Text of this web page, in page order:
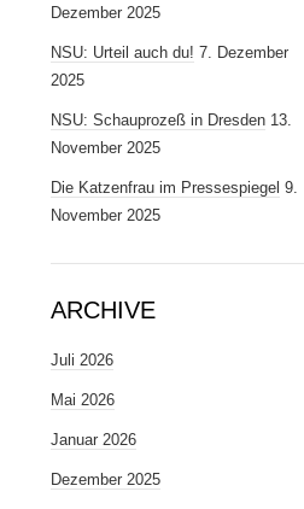
Dezember 2025
NSU: Urteil auch du! 7. Dezember
2025
NSU: Schauprozeß in Dresden 13.
November 2025
Die Katzenfrau im Pressespiegel 9.
November 2025
ARCHIVE
Juli 2026
Mai 2026
Januar 2026
Dezember 2025